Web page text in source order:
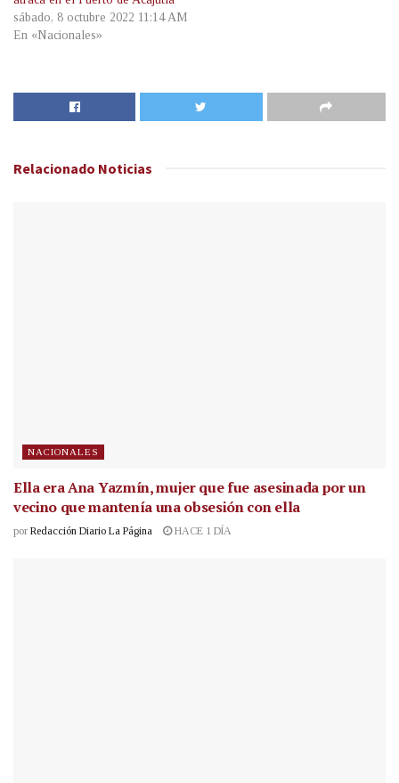
sábado, 8 octubre 2022 11:14 AM
En «Nacionales»
Relacionado Noticias
NACIONALES
Ella era Ana Yazmín, mujer que fue asesinada por un
vecino que mantenía una obsesión con ella
por Redacción Diario La Página HACE 1 DÍA